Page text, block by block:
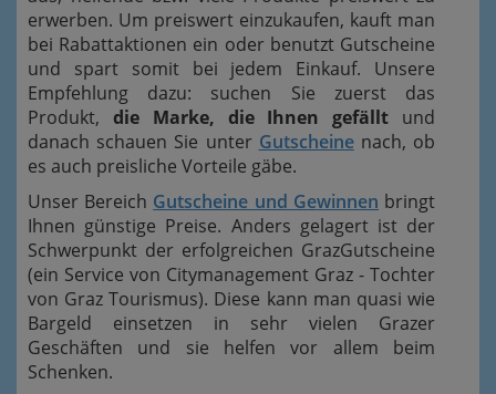
erwerben. Um preiswert einzukaufen, kauft man
bei Rabattaktionen ein oder benutzt Gutscheine
und spart somit bei jedem Einkauf. Unsere
Empfehlung dazu: suchen Sie zuerst das
Produkt, die Marke, die Ihnen gefällt und
danach schauen Sie unter Gutscheinenach, ob
es auch preisliche Vorteile gäbe.
Unser Bereich Gutscheine und Gewinnen bringt
Ihnen günstige Preise. Anders gelagert ist der
Schwerpunkt der erfolgreichen GrazGutscheine
(ein Service von Citymanagement Graz - Tochter
von Graz Tourismus). Diese kann man quasi wie
Bargeld einsetzen in sehr vielen Grazer
Geschäften und sie helfen vor allem beim
Schenken.